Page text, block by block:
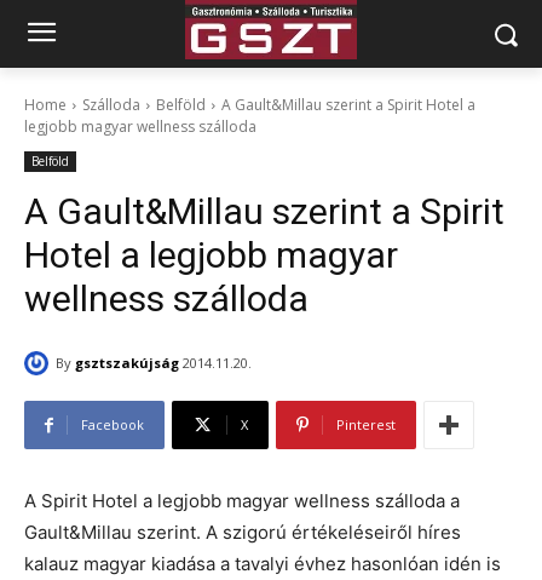
Home Szálloda Belföld
A Gault&Millau szerint a Spirit Hotel a
legjobb magyar wellness szálloda
Belföld
A Gault&Millau szerint a Spirit
Hotel a legjobb magyar
wellness szálloda
By gsztszakújság 2014.11.20.
Facebook X Pinterest
A Spirit Hotel a legjobb magyar wellness szálloda a
Gault&Millau szerint. A szigorú értékeléseiről híres
kalauz magyar kiadása a tavalyi évhez hasonlóan idén is